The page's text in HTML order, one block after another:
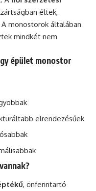
éltek,
monostorok általában
mindkét nem
épület monostor
elrendezésűek
, önfenntartó